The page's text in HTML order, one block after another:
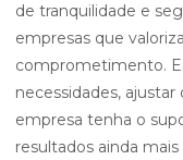
de tranquilidade e
empresas que
comprometimento.
necessidades,
empresa tenha o
resultados ainda